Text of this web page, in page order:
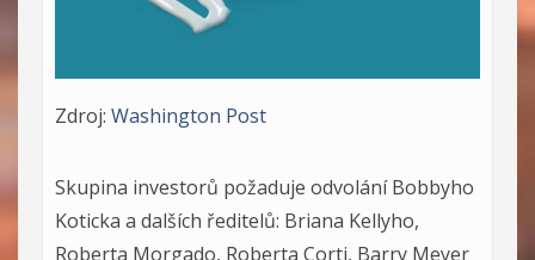
Zdroj: Washington Post
Skupina investorů požaduje odvolání Bobbyho
Koticka a dalších ředitelů: Briana Kellyho,
Roberta Morgado, Roberta Corti, Barry Meyer